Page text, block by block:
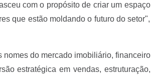
com o propósito de criar um espaço
que estão moldando o futuro do setor",
do mercado imobiliário, financeiro
estratégica em vendas, estruturação,